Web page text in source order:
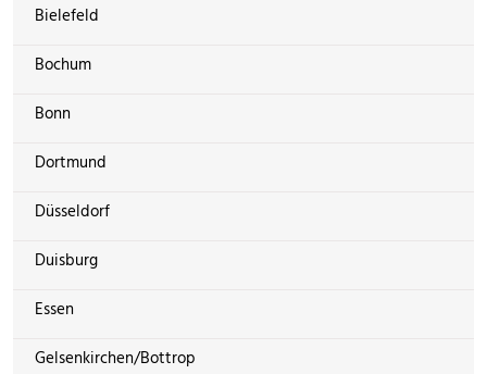
Bielefeld
Bochum
Bonn
Dortmund
Düsseldorf
Duisburg
Essen
Gelsenkirchen/Bottrop